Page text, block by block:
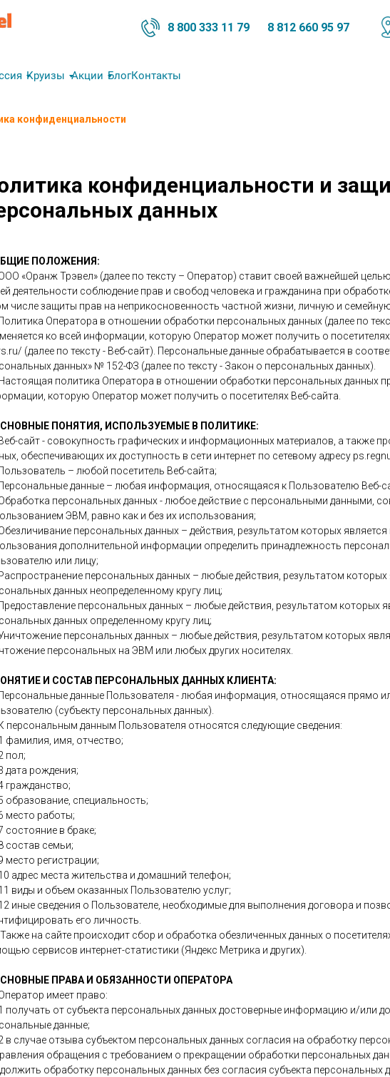
8 800 333 11 79 8 812 660 95 97
Круизы Акции БлогКонтакты
конфиденциальности
конфиденциальности и
данных
ПОЛОЖЕНИЯ:
«Оранж Трэвел» (далее по тексту – Оператор) ставит своей важнейшей
деятельности соблюдение прав и свобод человека и гражданина при
числе защиты прав на неприкосновенность частной жизни, личную и
Оператора в отношении обработки персональных данных (далее по
ко всей информации, которую Оператор может получить о
(далее по тексту - Веб-сайт). Персональные данные обрабатывается в
данных» № 152-ФЗ (далее по тексту - Закон о персональных данных).
политика Оператора в отношении обработки персональных данных
которую Оператор может получить о посетителях Веб-сайта.
ПОНЯТИЯ, ИСПОЛЬЗУЕМЫЕ В ПОЛИТИКЕ:
сайт - совокупность графических и информационных материалов, а также
обеспечивающих их доступность в сети интернет по сетевому адресу
– любой посетитель Веб-сайта;
данные – любая информация, относящаяся к Пользователю Веб-
персональных данных - любое действие с персональными данными,
ЭВМ, равно как и без их использования;
персональных данных – действия, результатом которых
дополнительной информации определить принадлежность
или лицу;
персональных данных – любые действия, результатом которых
данных неопределенному кругу лиц;
персональных данных – любые действия, результатом которых
данных определенному кругу лиц;
персональных данных – любые действия, результатом которых
персональных на ЭВМ или любых других носителях.
И СОСТАВ ПЕРСОНАЛЬНЫХ ДАННЫХ КЛИЕНТА:
данные Пользователя - любая информация, относящаяся прямо
(субъекту персональных данных).
персональным данным Пользователя относятся следующие сведения:
фамилия, имя, отчество;
пол;
дата рождения;
гражданство;
образование, специальность;
место работы;
состояние в браке;
состав семьи;
место регистрации;
адрес места жительства и домашний телефон;
виды и объем оказанных Пользователю услуг;
иные сведения о Пользователе, необходимые для выполнения договора и
его личность.
Также на сайте происходит сбор и обработка обезличенных данных о
сервисов интернет-статистики (Яндекс Метрика и других).
ПРАВА И ОБЯЗАННОСТИ ОПЕРАТОРА
имеет право:
получать от субъекта персональных данных достоверные информацию и/или
данные;
в случае отзыва субъектом персональных данных согласия на обработку
обращения с требованием о прекращении обработки персональных
обработку персональных данных без согласия субъекта персональных